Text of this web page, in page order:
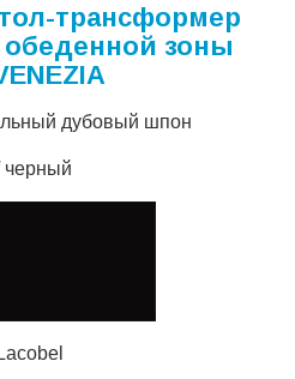
трансформер
обеденной зоны
дубовый шпон
черный